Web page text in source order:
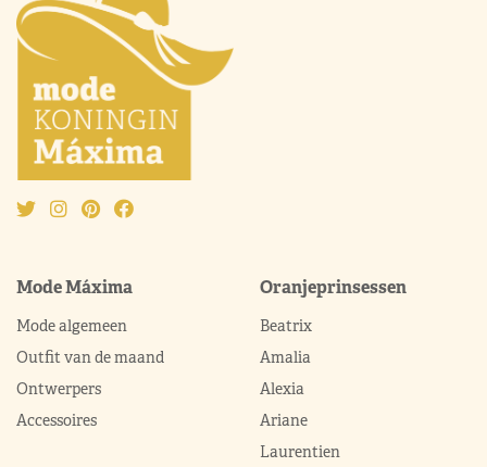
Mode Máxima
Mode algemeen
Outfit van de maand
Ontwerpers
Accessoires
Oranjeprinsessen
Beatrix
Amalia
Alexia
Ariane
Laurentien